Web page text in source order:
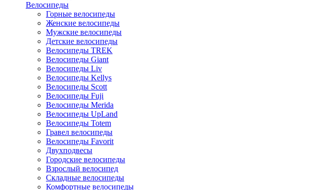
Велосипеды
Горные велосипеды
Женские велосипеды
Мужские велосипеды
Детские велосипеды
Велосипеды TREK
Велосипеды Giant
Велосипеды Liv
Велосипеды Kellys
Велосипеды Scott
Велосипеды Fuji
Велосипеды Merida
Велосипеды UpLand
Велосипеды Totem
Гравел велосипеды
Велосипеды Favorit
Двухподвесы
Городские велосипеды
Взрослый велосипед
Складные велосипеды
Комфортные велосипеды